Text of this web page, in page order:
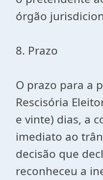
órgão
8. Prazo
O prazo para a
Rescisória
e vinte) dias, a
imediato ao
decisão que
reconheceu a